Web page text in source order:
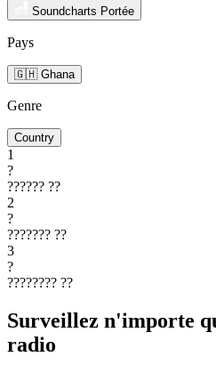
Soundcharts Portée
Pays
🇬🇭 Ghana
Genre
Country
1
?
?????? ??
2
?
??????? ??
3
?
???????? ??
Surveillez n'importe
radio